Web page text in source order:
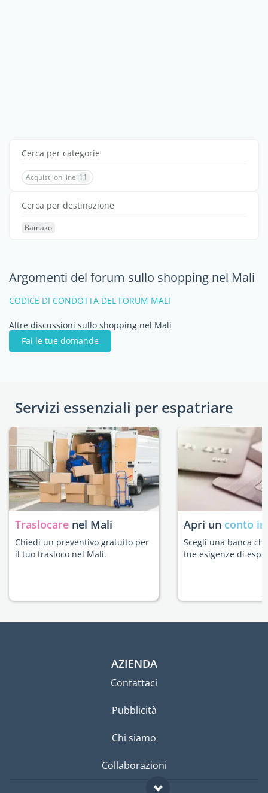
Cerca per categorie
Acquisti on line 11
Cerca per destinazione
Bamako
Argomenti del forum sullo shopping nel Mali
CODICE DI CONDOTTA DEL FORUM MALI
Altre discussioni sullo shopping nel Mali
Fai le tue domande
Servizi essenziali per espatriare
Traslocare nel Mali
Chiedi un preventivo gratuito per
il tuo trasloco nel Mali.
Apri un conto
Scegli una banca
tue esigenze di
AZIENDA
Contattaci
Pubblicità
Chi siamo
Collaborazioni